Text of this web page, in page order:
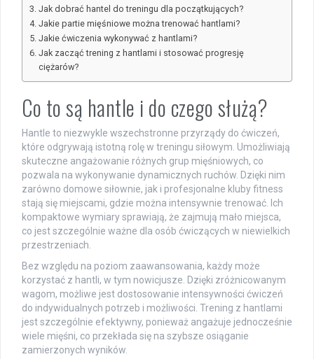
Jak dobrać hantel do treningu dla początkujących?
Jakie partie mięśniowe można trenować hantlami?
Jakie ćwiczenia wykonywać z hantlami?
Jak zacząć trening z hantlami i stosować progresję
ciężarów?
Co to są hantle i do czego służą?
Hantle to niezwykle wszechstronne przyrządy do ćwiczeń,
które odgrywają istotną rolę w treningu siłowym. Umożliwiają
skuteczne angażowanie różnych grup mięśniowych, co
pozwala na wykonywanie dynamicznych ruchów. Dzięki nim
zarówno domowe siłownie, jak i profesjonalne kluby fitness
stają się miejscami, gdzie można intensywnie trenować. Ich
kompaktowe wymiary sprawiają, że zajmują mało miejsca,
co jest szczególnie ważne dla osób ćwiczących w niewielkich
przestrzeniach.
Bez względu na poziom zaawansowania, każdy może
korzystać z hantli, w tym nowicjusze. Dzięki zróżnicowanym
wagom, możliwe jest dostosowanie intensywności ćwiczeń
do indywidualnych potrzeb i możliwości. Trening z hantlami
jest szczególnie efektywny, ponieważ angażuje jednocześnie
wiele mięśni, co przekłada się na szybsze osiąganie
zamierzonych wyników.